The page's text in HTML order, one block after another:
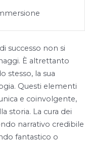
successo non si
È altrettanto
stesso, la sua
Questi elementi
e coinvolgente,
storia. La cura dei
narrativo credibile
fantastico o